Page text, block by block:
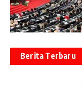
Berita Terbaru